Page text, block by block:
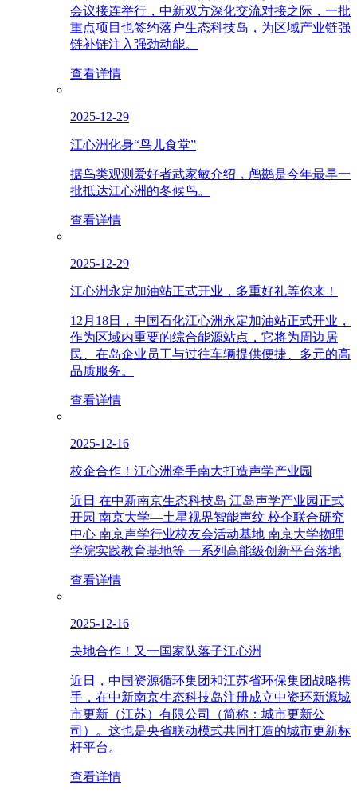
会议接连举行，中新双方深化交流对接之际，一批
重点项目也签约落户生态科技岛，为区域产业链强
链补链注入强劲动能。
查看详情
2025-12-29
江心洲化身“鸟儿食堂”
据鸟类观测爱好者武家敏介绍，鸬鹚是今年最早一
批抵达江心洲的冬候鸟。
查看详情
2025-12-29
江心洲永定加油站正式开业，多重好礼等你来！
12月18日，中国石化江心洲永定加油站正式开业，
作为区域内重要的综合能源站点，它将为周边居
民、在岛企业员工与过往车辆提供便捷、多元的高
品质服务。
查看详情
2025-12-16
校企合作！江心洲牵手南大打造声学产业园
近日 在中新南京生态科技岛 江岛声学产业园正式
开园 南京大学—土星视界智能声纹 校企联合研究
中心 南京声学行业校友会活动基地 南京大学物理
学院实践教育基地等 一系列高能级创新平台落地
查看详情
2025-12-16
央地合作！又一国家队落子江心洲
近日，中国资源循环集团和江苏省环保集团战略携
手，在中新南京生态科技岛注册成立中资环新源城
市更新（江苏）有限公司（简称：城市更新公
司）。这也是央省联动模式共同打造的城市更新标
杆平台。
查看详情